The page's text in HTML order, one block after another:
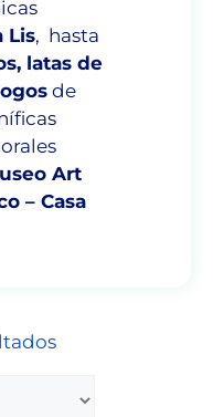
Lis, hasta
latas de
de
Art
– Casa